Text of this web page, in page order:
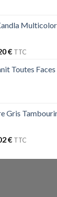
€ TTC
Toutes Faces
Gris
€ TTC